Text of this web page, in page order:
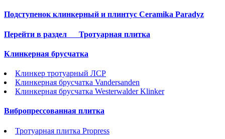
Подступенок клинкерный и плинтус Ceramika Paradyz
Перейти в раздел Тротуарная плитка
Клинкерная брусчатка
Клинкер тротуарный ЛСР
Клинкерная брусчатка Vandersanden
Клинкерная брусчатка Westerwalder Klinker
Вибропрессованная плитка
Тротуарная плитка Propress